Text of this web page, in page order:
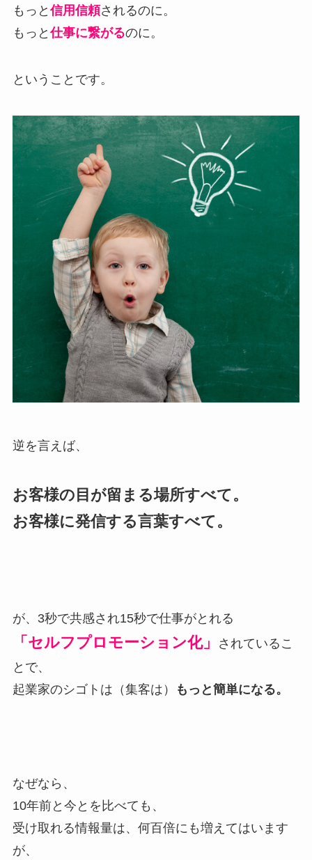
もっと 信用信頼されるのに。
もっと仕事に繋がるのに。
ということです。
逆を言えば、
お客様の目が留まる場所すべて。
お客様に発信する言葉すべて。
が、3秒で共感され15秒で仕事がとれる
「セルフプロモーション化」
されているこ
とで、
起業家のシゴトは（集客は）
もっと簡単になる。
なぜなら、
10年前と今とを比べても、
受け取れる情報量は、何百倍にも増えてはいます
が、